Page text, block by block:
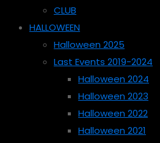
CLUB
HALLOWEEN
Halloween 2025
Last Events 2019-2024
Halloween 2024
Halloween 2023
Halloween 2022
Halloween 2021